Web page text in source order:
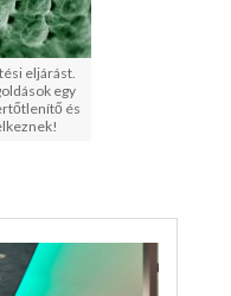
eljárást.
egy
és